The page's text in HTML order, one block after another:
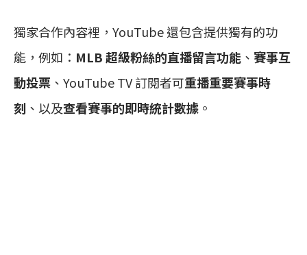
獨家合作內容裡，YouTube 還包含提供獨有的功
能，例如： MLB 超級粉絲的直播留言功能 、 賽事互
動投票 、YouTube TV 訂閱者可重播重要賽事時
刻 、以及查看賽事的即時統計數據 。